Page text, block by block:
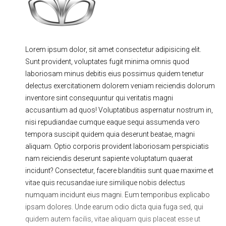
Ходовая часть
Запчасти Двигатель
Тормозная система Замена Ремней
Lorem ipsum dolor, sit amet consectetur adipisicing elit.
Sunt provident, voluptates fugit minima omnis quod
laboriosam minus debitis eius possimus quidem tenetur
delectus exercitationem dolorem veniam reiciendis dolorum
inventore sint consequuntur qui veritatis magni
accusantium ad quos! Voluptatibus aspernatur nostrum in,
nisi repudiandae cumque eaque sequi assumenda vero
tempora suscipit quidem quia deserunt beatae, magni
aliquam. Optio corporis provident laboriosam perspiciatis
nam reiciendis deserunt sapiente voluptatum quaerat
incidunt? Consectetur, facere blanditiis sunt quae maxime et
vitae quis recusandae iure similique nobis delectus
numquam incidunt eius magni. Eum temporibus explicabo
ipsam dolores. Unde earum odio dicta quia fuga sed, qui
quidem autem facilis, vitae aliquam quis placeat esse ut